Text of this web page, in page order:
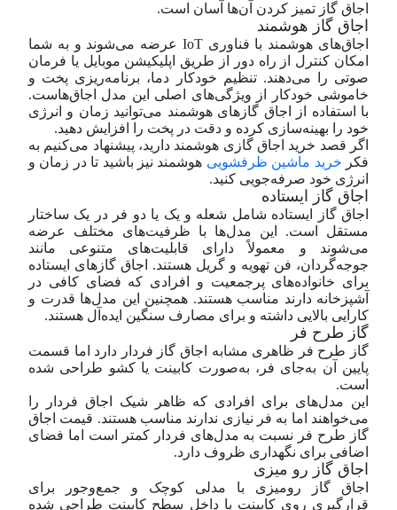
اجاق گاز تمیز کردن آن‌ها آسان است.
اجاق گاز هوشمند
اجاق‌های هوشمند با فناوری IoT عرضه می‌شوند و به شما
امکان کنترل از راه دور از طریق اپلیکیشن موبایل یا فرمان
صوتی را می‌دهند. تنظیم خودکار دما، برنامه‌ریزی پخت و
خاموشی خودکار از ویژگی‌های اصلی این مدل اجاق‌هاست.
با استفاده از اجاق گاز‌های هوشمند می‌توانید زمان و انرژی
خود را بهینه‌سازی کرده و دقت در پخت را افزایش دهید.
اگر قصد خرید اجاق گازی هوشمند دارید، پیشنهاد می‌کنیم به
فکر خرید ماشین ظرفشویی هوشمند نیز باشید تا در زمان و
انرژی خود صرفه‌جویی کنید.
اجاق گاز ایستاده
اجاق گاز ایستاده شامل شعله‌ و یک یا دو فر در یک ساختار
مستقل است. این مدل‌ها با ظرفیت‌های مختلف عرضه
می‌شوند و معمولاً دارای قابلیت‌های متنوعی مانند
جوجه‌گردان، فن تهویه و گریل هستند. اجاق گاز‌های ایستاده
برای خانواده‌های پرجمعیت و افرادی که فضای کافی در
آشپزخانه دارند مناسب هستند. همچنین این مدل‌ها قدرت و
کارایی بالایی داشته و برای مصارف سنگین ایده‌آل هستند.
گاز طرح فر
گاز طرح فر ظاهری مشابه اجاق گاز فردار دارد اما قسمت
پایین آن به‌جای فر، به‌صورت کابینت یا کشو طراحی شده
است.
این مدل‌های برای افرادی که ظاهر شیک اجاق فردار را
می‌خواهند اما به فر نیازی ندارند مناسب هستند. قیمت اجاق
گاز طرح فر نسبت به مدل‌های فردار کمتر است اما فضای
اضافی برای نگهداری ظروف دارد.
اجاق گاز رو میزی
اجاق گاز رومیزی با مدلی کوچک و جمع‌وجور برای
قرارگیری روی کابینت یا داخل سطح کابینت طراحی شده